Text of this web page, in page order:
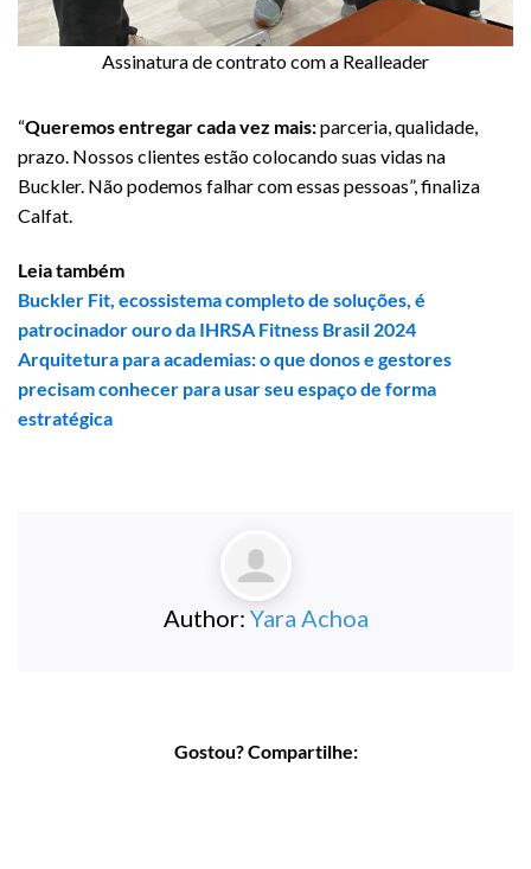
Assinatura de contrato com a Realleader
“Queremos entregar cada vez mais:parceria, qualidade,
prazo. Nossos clientes estão colocando suas vidas na
Buckler. Não podemos falhar com essas pessoas”, finaliza
Calfat.
Leia também
Buckler Fit, ecossistema completo de soluções, é
patrocinador ouro da IHRSA Fitness Brasil 2024
Arquitetura para academias: o que donos e gestores
precisam conhecer para usar seu espaço de forma
estratégica
Author: Yara Achoa
Gostou? Compartilhe: